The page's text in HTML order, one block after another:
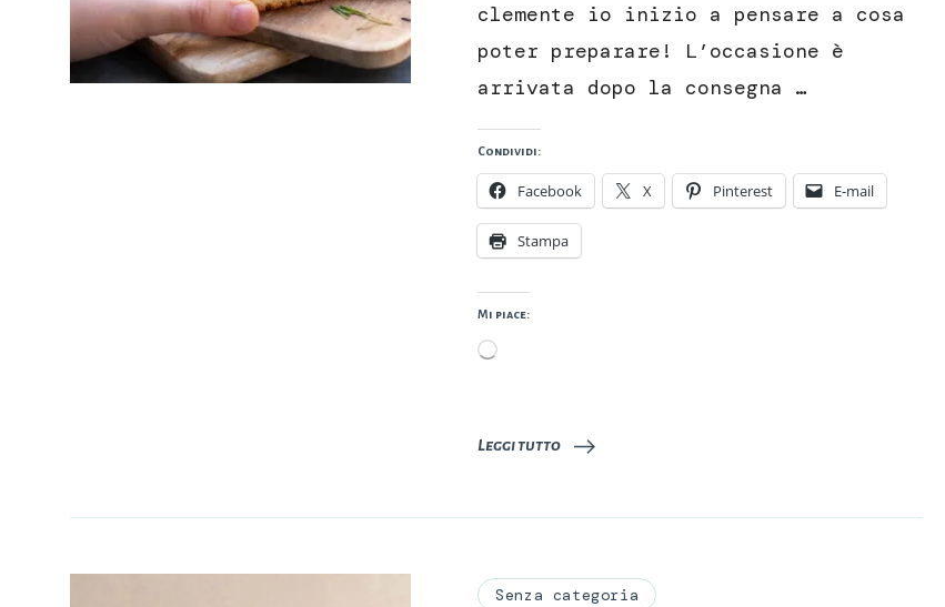
riduzione
di
clemente io inizio a pensare a cosa
poter preparare! L’occasione è
arrivata dopo la consegna …
Condividi:
Facebook X Pinterest E-mail
Stampa
Mi piace:
Caricamento
Leggi tutto
Senza categoria